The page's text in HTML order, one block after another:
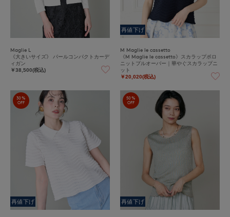
Maglie L
《大きいサイズ》 パールコンパクトカーデ
ィガン
￥38,500(税込)
再値下げ
M Maglie le cassetto
《M Maglie le cassetto》スカラップポロ
ニットプルオーバー｜華やぐスカラップニ
ット
￥20,020(税込)
30%
OFF
再値下げ
50%
OFF
再値下げ